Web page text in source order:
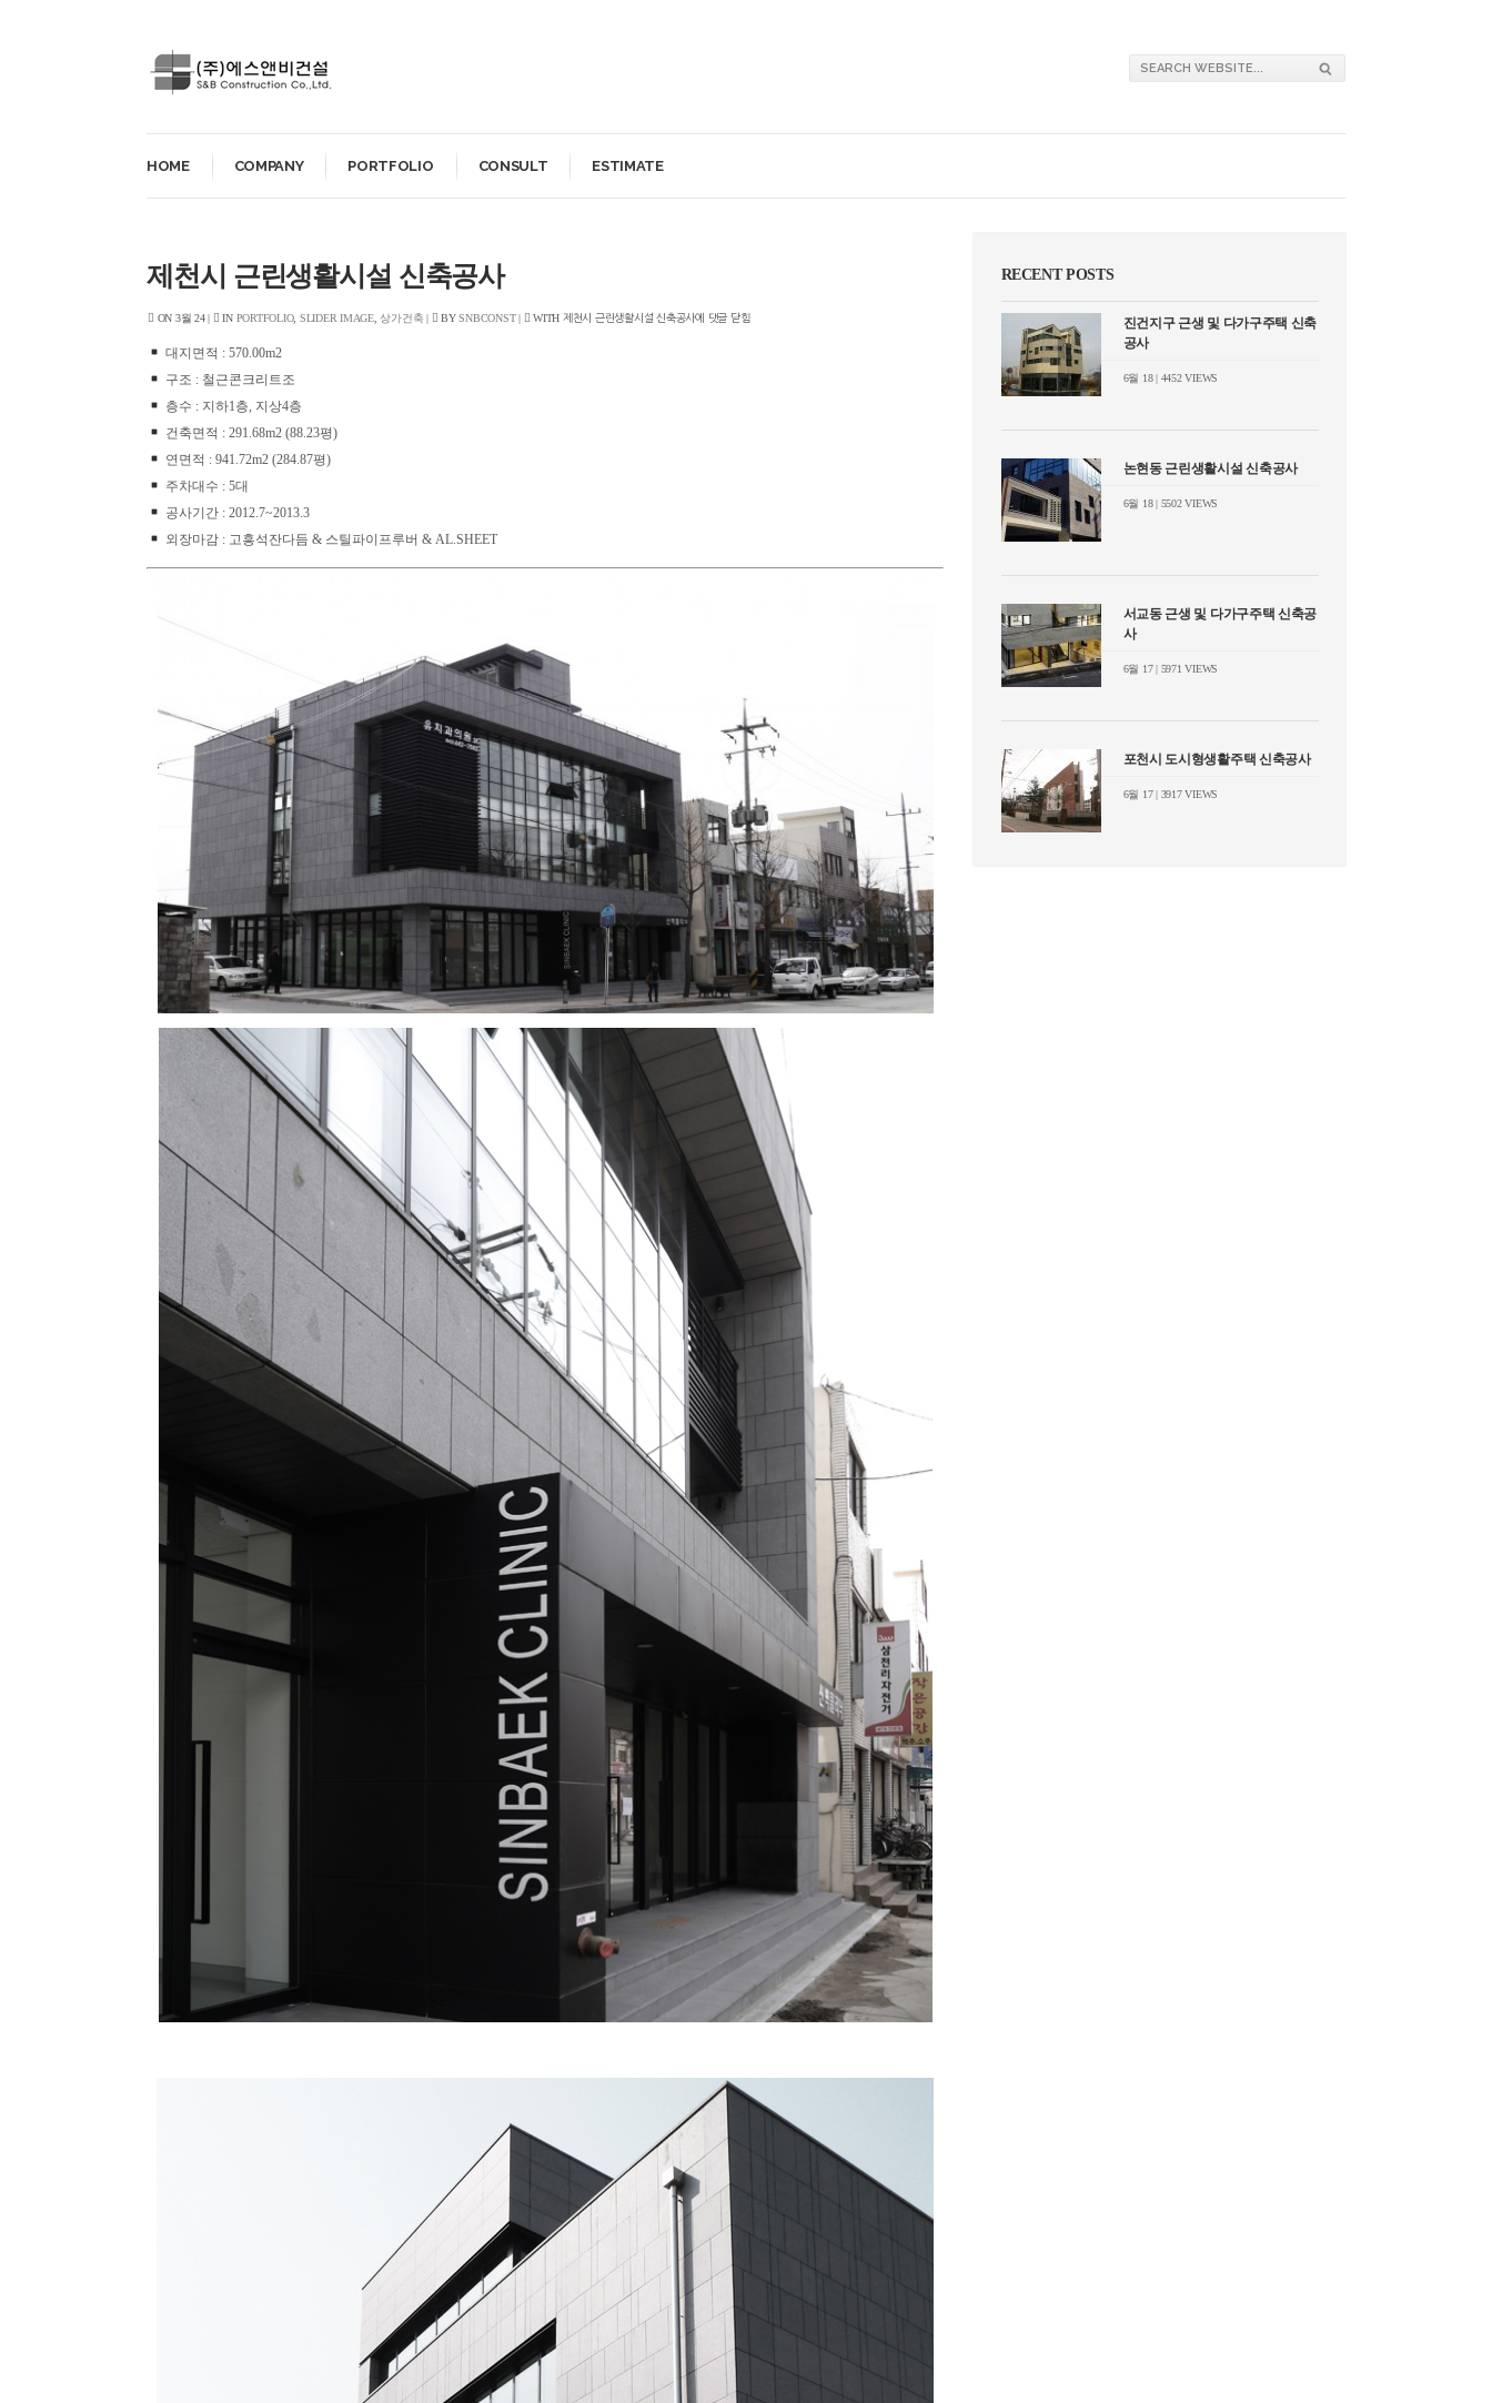
HOME COMPANY PORTFOLIO CONSULT ESTIMATE
제천시 근린생활시설 신축공사
ON 3월 24 | IN PORTFOLIO, SLIDER IMAGE, 상가건축 | BYSNBCONST| WITH 제천시 근린생활시설 신축공사에 댓글 닫힘
대지면적 : 570.00m2
구조 : 철근콘크리트조
층수 : 지하1층, 지상4층
건축면적 : 291.68m2 (88.23평)
연면적 : 941.72m2 (284.87평)
주차대수 : 5대
공사기간 : 2012.7~2013.3
외장마감 : 고흥석잔다듬 & 스틸파이프루버 & AL.SHEET
RECENT POSTS
진건지구 근생 및 다가구주택 신축
공사
6월 18 | 4452 VIEWS
논현동 근린생활시설 신축공사
6월 18 | 5502 VIEWS
서교동 근생 및 다가구주택 신축공
사
6월 17 | 5971 VIEWS
포천시 도시형생활주택 신축공사
6월 17 | 3917 VIEWS